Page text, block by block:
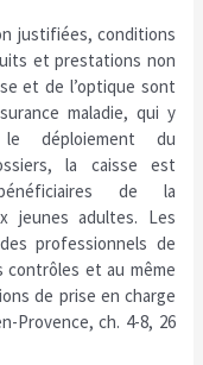
justifiées, conditions
et prestations non
et de l’optique sont
maladie, qui y
déploiement du
la caisse est
de la
jeunes adultes. Les
professionnels de
contrôles et au même
de prise en charge
Provence, ch. 4-8, 26